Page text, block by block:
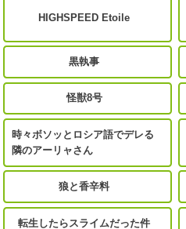
HIGHSPEED Etoile
黒執事
怪獣8号
時々ボソッとロシア語でデレる
隣のアーリャさん
狼と香辛料
転生したらスライムだった件